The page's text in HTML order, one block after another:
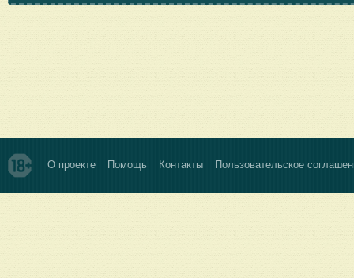
О проекте Помощь Контакты Пользовательское